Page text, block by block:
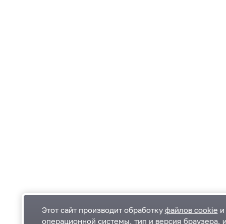
Этот сайт производит обработку файлов cookie
операционной системы, тип и версия браузера,